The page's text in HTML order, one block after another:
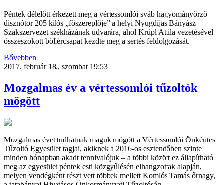
Péntek délelőtt érkezett meg a vértessomlói sváb hagyományőrző
disznótor 205 kilós „főszereplője” a helyi Nyugdíjas Bányász
Szakszervezet székházának udvarára, ahol Krüpl Attila vezetésével
összeszokott böllércsapat kezdte meg a sertés feldolgozását.
Bővebben
2017. február 18., szombat 19:53
Mozgalmas év a vértessomlói tűzoltók
mögött
Mozgalmas évet tudhatnak maguk mögött a Vértessomlói Önkéntes
Tűzoltó Egyesület tagjai, akiknek a 2016-os esztendőben szinte
minden hónapban akadt tennivalójuk – a többi között ez állapítható
meg az egyesület péntek esti közgyűlésén elhangzottak alapján,
melyen vendégként részt vett többek mellett Komlós Tamás őrnagy,